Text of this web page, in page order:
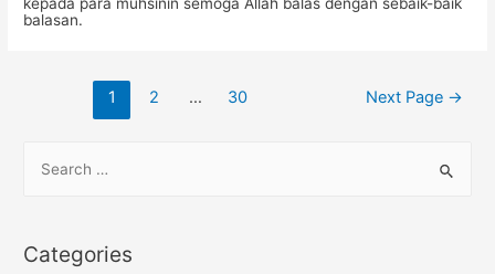
balasan.
1 2 … 30 Next Page →
r
Categories